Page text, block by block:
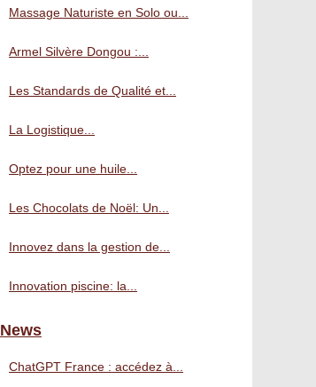
Massage Naturiste en Solo ou...
Armel Silvère Dongou :...
Les Standards de Qualité et...
La Logistique...
Optez pour une huile...
Les Chocolats de Noël: Un...
Innovez dans la gestion de...
Innovation piscine: la...
News
ChatGPT France : accédez à...